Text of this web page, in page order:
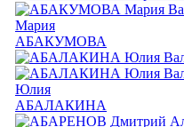
Мария
АБАКУМОВА
Юлия
АБАЛАКИНА